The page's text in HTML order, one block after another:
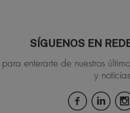
SÍGUENOS EN
para enterarte de nuestros
y noticias